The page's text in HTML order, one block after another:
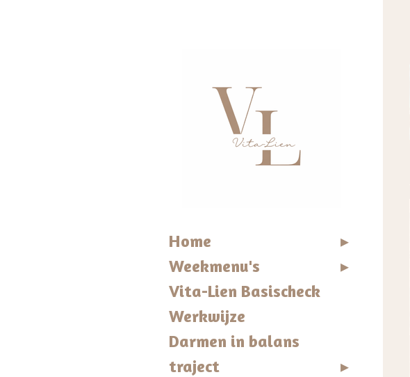
Home
Weekmenu's
Vita-Lien Basischeck
Werkwijze
Darmen in balans
traject